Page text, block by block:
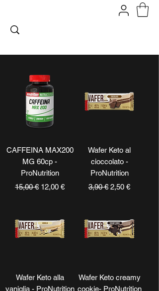
CAFFEINA MAX200
MG 60cp -
ProNutrition
Prezzo regolare
15,00 € Prezzo scontato
12,00 €
Wafer Keto al
cioccolato -
ProNutrition
Prezzo regolare
3,90 € Prezzo scontato
2,50 €
Wafer Keto alla
vaniglia - ProNutrition
Wafer Keto creamy
cookie- ProNutrition